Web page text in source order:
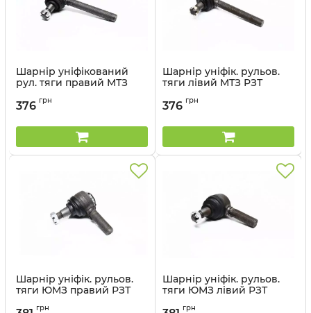
Шарнір уніфікований
рул. тяги правий МТЗ
Артикул:
376 грн
Шарнір уніфік. рульов.
тяги лівий МТЗ РЗТ
376 грн
Шарнір уніфік. рульов.
тяги ЮМЗ правий РЗТ
грн
Шарнір уніфік. рульов.
тяги ЮМЗ лівий РЗТ
грн